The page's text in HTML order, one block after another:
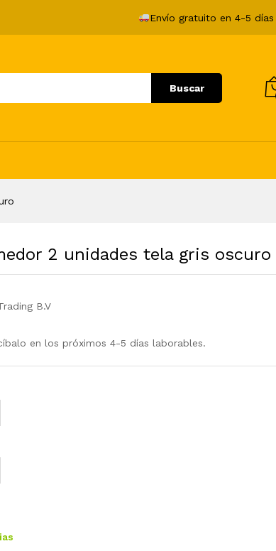
Envío gratuito en 4-5
Buscar
2 unidades tela gris oscuro
B.V
en los próximos 4-5 días laborables.
174,99€